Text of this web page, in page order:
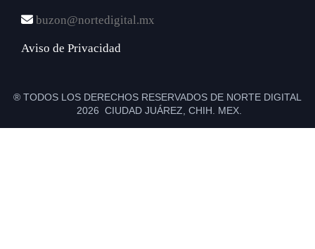
buzon@nortedigital.mx
Aviso de Privacidad
® TODOS LOS DERECHOS RESERVADOS DE NORTE DIGITAL
2026 CIUDAD JUÁREZ, CHIH. MEX.